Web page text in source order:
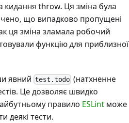
кидання throw. Ця зміна була
що випадково пропущені
ця зміна зламала робочий
функцію для приблизної
явний test.todo (натхненне
Це дозволяє швидко
правило ESLint може
деякі тести.